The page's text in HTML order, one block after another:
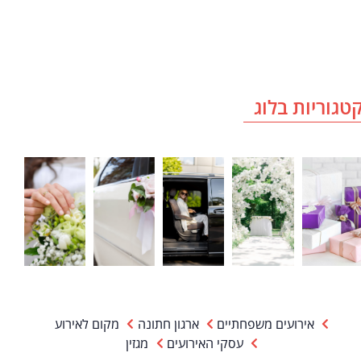
בלוג
אירועים משפחתיים ארגון חתונה
מקום לאירוע
עסקי האירועים
מגזין